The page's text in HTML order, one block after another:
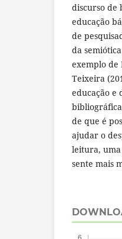
discurso de
educação
de
da
exemplo de
Teixeira
educação e
de que é
ajudar o
leitura, uma
sente mais